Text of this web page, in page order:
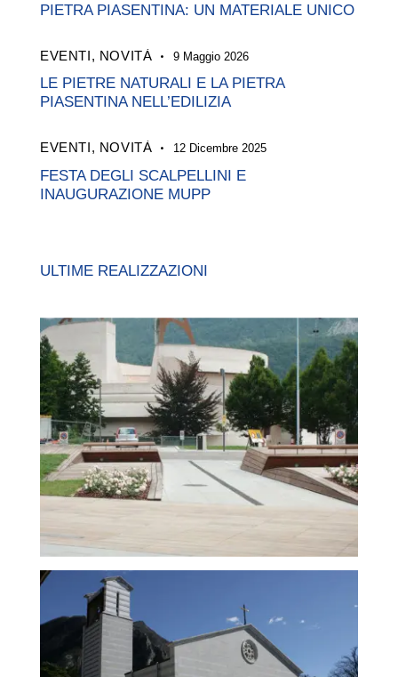
PIETRA PIASENTINA: UN MATERIALE UNICO
EVENTI, NOVITÀ 9 Maggio 2026
LE PIETRE NATURALI E LA PIETRA
PIASENTINA NELL’EDILIZIA
EVENTI, NOVITÀ 12 Dicembre 2025
FESTA DEGLI SCALPELLINI E
INAUGURAZIONE MUPP
ULTIME REALIZZAZIONI